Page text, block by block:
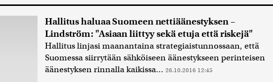
Hallitus haluaa Suomeen nettiäänestyksen –
Lindström: "Asiaan liittyy sekä etuja että riskejä"
Hallitus linjasi maanantaina strategiaistunnossaan, että
Suomessa siirrytään sähköiseen äänestykseen perinteisen
äänestyksen rinnalla kaikissa... 26.10.2016 12:45